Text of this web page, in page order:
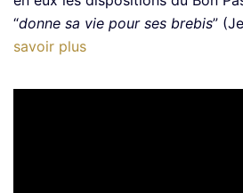
“donne sa vie pour ses brebis”
savoir plus